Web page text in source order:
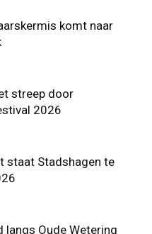
komt naar
streep door
2026
staat Stadshagen te
langs Oude Wetering